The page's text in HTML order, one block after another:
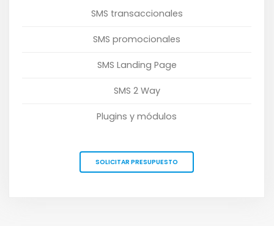
SMS transaccionales
SMS promocionales
SMS Landing Page
SMS 2 Way
Plugins y módulos
SOLICITAR PRESUPUESTO